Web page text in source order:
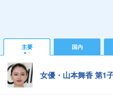
主要 国内
女優・山本舞香 第1